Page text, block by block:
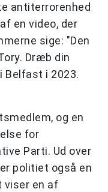
antiterrorenhed
en video, der
sige: "Den
Dræb din
Belfast i 2023.
og en
for
Parti. Ud over
politiet også en
viser en af